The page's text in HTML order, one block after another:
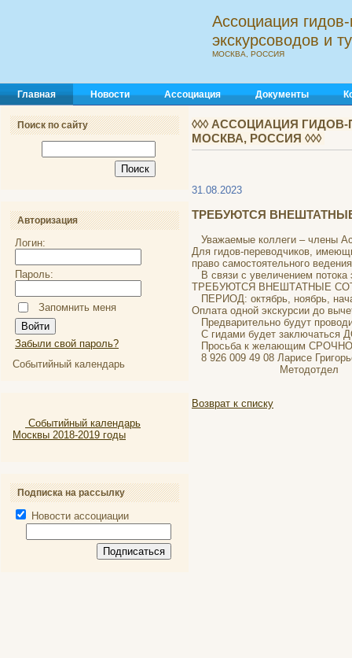
Ассоциация
экскурсоводов и
МОСКВА, РОССИЯ
Главная Новости Ассоциация Документы
Поиск по сайту
Авторизация
Логин:
Пароль:
Запомнить меня
Забыли свой пароль?
Событийный календарь
Событийный календарь
Москвы 2018-2019 годы
Подписка на рассылку
Новости ассоциации
◊◊◊ АССОЦИАЦИЯ
МОСКВА, РОССИЯ ◊◊◊
31.08.2023
ТРЕБУЮТСЯ ВНЕШТАТНЫЕ
Уважаемые коллеги – члены
Для гидов-переводчиков,
право самостоятельного
В связи с увеличением потока
ТРЕБУЮТСЯ ВНЕШТАТНЫЕ
ПЕРИОД: октябрь, ноябрь,
Оплата одной экскурсии до
Предварительно будут
С гидами будет заключаться
Просьба к желающим
8 926 009 49 08 Ларисе
Методотдел
Возврат к списку